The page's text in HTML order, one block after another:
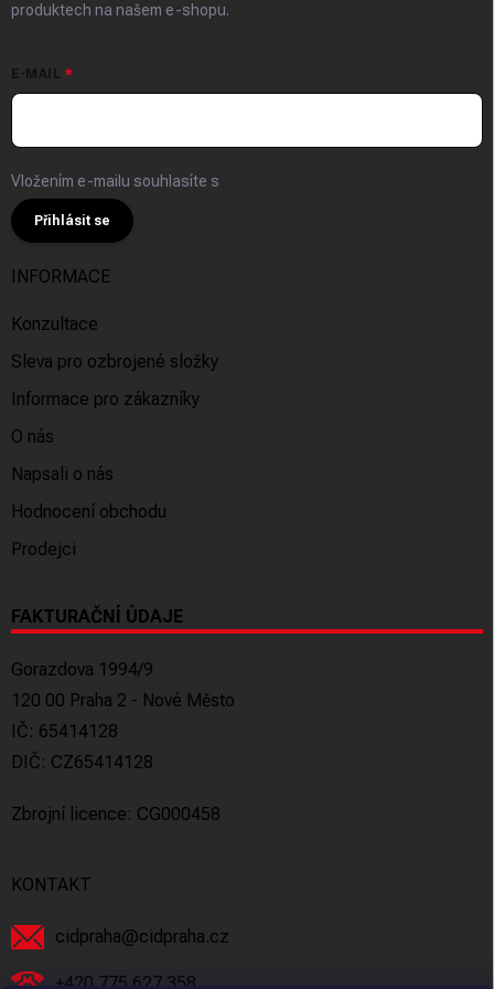
produktech na našem e-shopu.
E-MAIL
Vložením e-mailu souhlasíte s
Přihlásit se
INFORMACE
Konzultace
Sleva pro ozbrojené složky
Informace pro zákazníky
O nás
Napsali o nás
Hodnocení obchodu
Prodejci
FAKTURAČNÍ ÚDAJE
Gorazdova 1994/9
120 00 Praha 2 - Nové Město
IČ: 65414128
DIČ: CZ65414128
Zbrojní licence: CG000458
KONTAKT
cidpraha@cidpraha.cz
+420 775 627 358